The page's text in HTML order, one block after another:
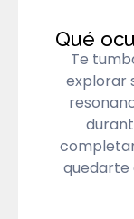
Qué
Te
explorar
quedarte